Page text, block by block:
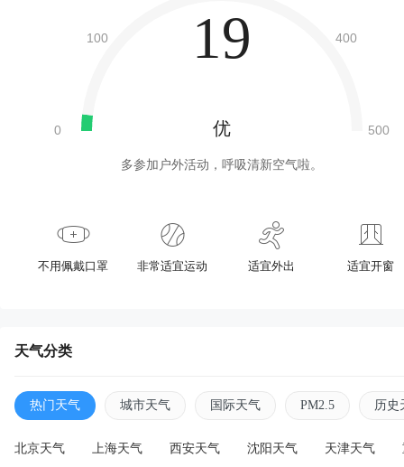
19
优
多参加户外活动，呼吸清新空气啦。
不用佩戴口罩 非常适宜运动 适宜外出 适宜开窗
天气分类
热门天气 城市天气 国际天气 PM2.5 历史
北京天气 上海天气 西安天气 沈阳天气 天津天气